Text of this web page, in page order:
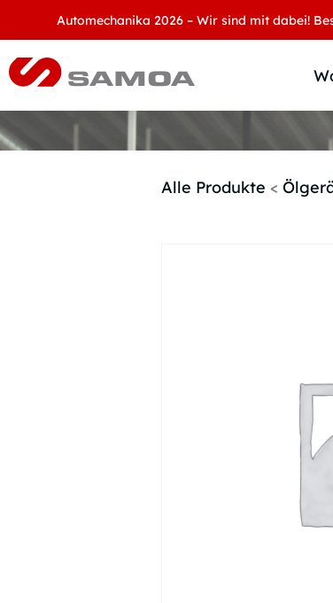
Automechanika 2026 – Wir sind mit dabei!
Alle Produkte <